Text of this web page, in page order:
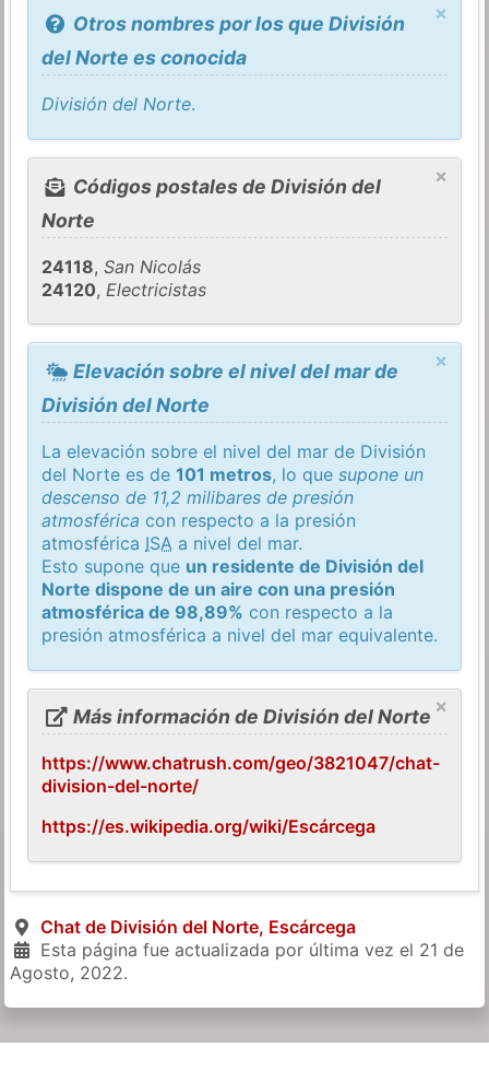
×
Otros nombres por los que División
del Norte es conocida
División del Norte.
×
Códigos postales de División del
Norte
24118,San Nicolás
24120, Electricistas
×
Elevación sobre el nivel del mar de
División del Norte
La elevación sobre el nivel del mar de División
del Norte es de101 metros, lo quesupone un
descenso de 11,2 milibares de presión
atmosférica con respecto a la presión
atmosférica ISA a nivel del mar.
Esto supone que un residente de División del
Norte dispone de un aire con una presión
atmosférica de 98,89% con respecto a la
presión atmosférica a nivel del mar equivalente.
×
Más información de División del Norte
https://www.chatrush.com/geo/3821047/chat-
division-del-norte/
https://es.wikipedia.org/wiki/Escárcega
Chat de División del Norte, Escárcega
Esta página fue actualizada por última vez el 21 de
Agosto, 2022.